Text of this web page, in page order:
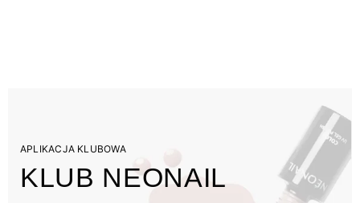
APLIKACJA KLUBOWA
KLUB NEONAIL